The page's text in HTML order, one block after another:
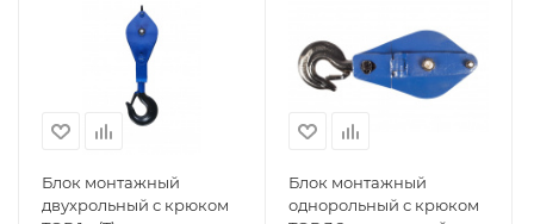
Блок монтажный
двухрольный с крюком
Блок монтажный
однорольный с крюком